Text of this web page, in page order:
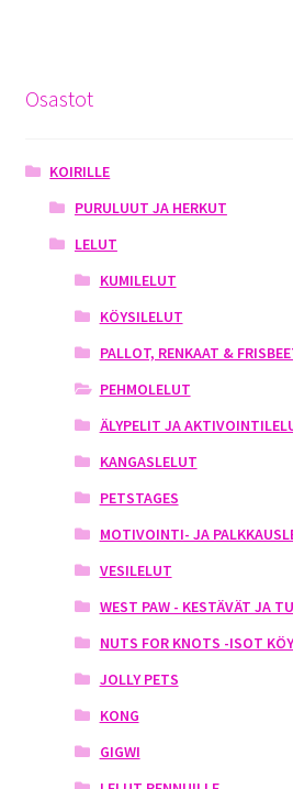
Osastot
KOIRILLE
PURULUUT JA HERKUT
LELUT
KUMILELUT
KÖYSILELUT
PALLOT, RENKAAT &
PEHMOLELUT
ÄLYPELIT JA
KANGASLELUT
PETSTAGES
MOTIVOINTI- JA
VESILELUT
WEST PAW - KESTÄVÄT JA
NUTS FOR KNOTS -ISOT
JOLLY PETS
KONG
GIGWI